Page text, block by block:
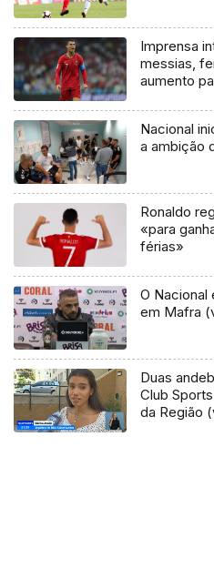
Imprensa
messias,
aumento
Nacional
a ambição
Ronaldo
«para
férias»
O
em Mafra
Duas
Club
da Região